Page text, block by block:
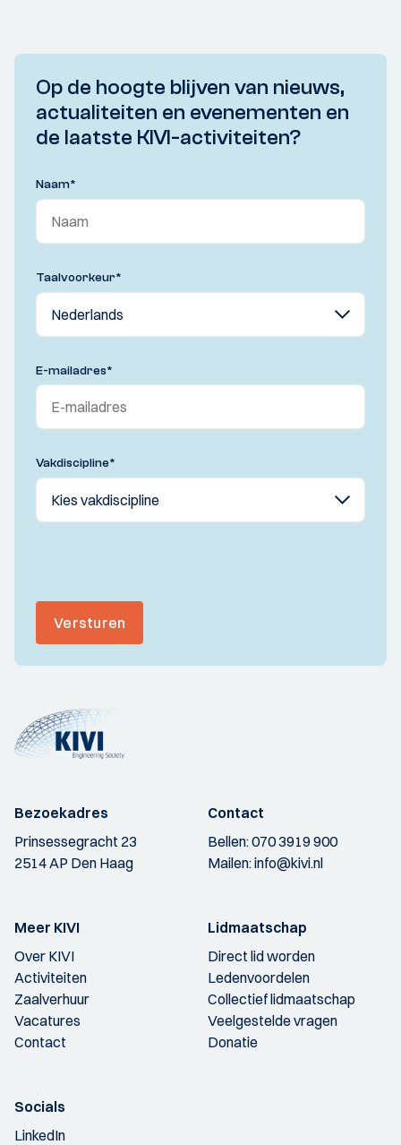
Op de hoogte blijven van nieuws,
actualiteiten en evenementen en
de laatste KIVI-activiteiten?
Naam*
Taalvoorkeur*
E-mailadres*
Vakdiscipline*
Versturen
Bezoekadres
Prinsessegracht 23
2514 AP Den Haag
Contact
Bellen:070 3919 900
Mailen:info@kivi.nl
Meer KIVI
Over KIVI
Activiteiten
Zaalverhuur
Vacatures
Contact
Lidmaatschap
Direct lid worden
Ledenvoordelen
Collectief lidmaatschap
Veelgestelde vragen
Donatie
Socials
LinkedIn